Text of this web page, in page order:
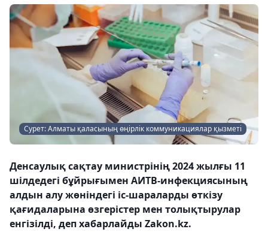
Сурет: Алматы қаласының өңірлік коммуникациялар қызметі
Денсаулық сақтау министрінің 2024 жылғы 11
шілдедегі бұйрығымен АИТВ-инфекциясының
алдын алу жөніндегі іс-шараларды өткізу
қағидаларына өзгерістер мен толықтырулар
енгізілді, деп хабарлайды Zakon.kz.